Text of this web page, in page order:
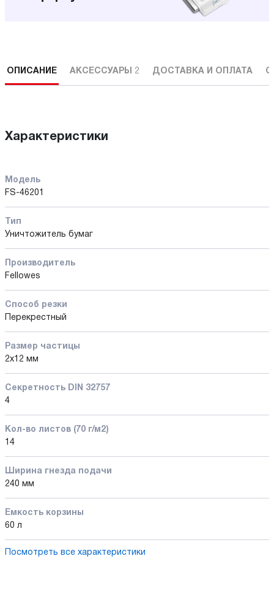
ОПИСАНИЕ АКСЕССУАРЫ 2 ДОСТАВКА И ОПЛАТА
Характеристики
Модель
FS-46201
Тип
Уничтожитель бумаг
Производитель
Fellowes
Способ резки
Перекрестный
Размер частицы
2х12 мм
Секретность DIN 32757
4
Кол-во листов (70 г/м2)
14
Ширина гнезда подачи
240 мм
Емкость корзины
60 л
Посмотреть все характеристики